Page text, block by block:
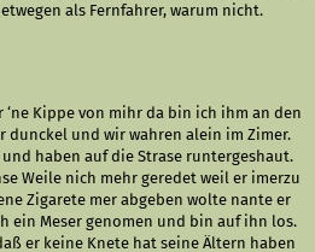
als Fernfahrer, warum nicht.
‘ne Kippe von mihr da bin ich ihm an den
dunckel und wir wahren alein im Zimer.
haben auf die Strase runtergeshaut.
Weile nich mehr geredet weil er imerzu
Zigarete mer abgeben wolte nante er
ein Meser genomen und bin auf ihn los.
er keine Knete hat seine Ältern haben